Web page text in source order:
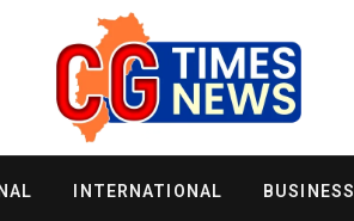
INTERNATIONAL BUSINESS